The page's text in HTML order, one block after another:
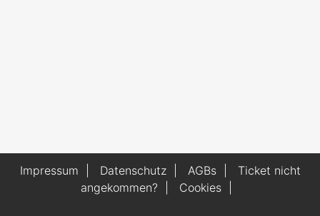
Impressum Datenschutz| AGBs| Ticket nicht
angekommen?
Cookies